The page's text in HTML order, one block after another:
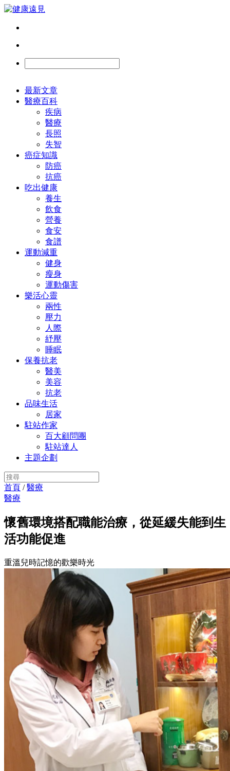
最新文章
醫療百科
疾病
醫療
長照
失智
癌症知識
防癌
抗癌
吃出健康
養生
飲食
營養
食安
食譜
運動減重
健身
瘦身
運動傷害
樂活心靈
兩性
壓力
人際
紓壓
睡眠
保養抗老
醫美
美容
抗老
品味生活
居家
駐站作家
百大顧問團
駐站達人
主題企劃
首頁 /醫療
醫療
懷舊環境搭配職能治療，從延緩失能到生
活功能促進
重溫兒時記憶的歡樂時光